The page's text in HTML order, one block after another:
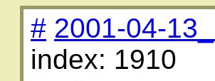
# 2001-04-
index: 1910